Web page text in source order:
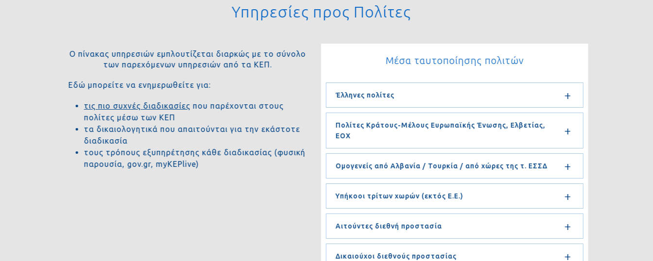
Υπηρεσίες προς Πολίτες
Ο πίνακας υπηρεσιών εμπλουτίζεται διαρκώς με το σύνολο
των παρεχόμενων υπηρεσιών από τα ΚΕΠ.
Εδώ μπορείτε να ενημερωθείτε για:
τις πιο συχνές διαδικασίεςπου παρέχονται στους
πολίτες μέσω των ΚΕΠ
τα δικαιολογητικά που απαιτούνται για την εκάστοτε
διαδικασία
τους τρόπους εξυπηρέτησης κάθε διαδικασίας (φυσική
παρουσία, gov.gr, myKEPlive)
Μέσα ταυτοποίησης πολιτών
Έλληνες πολίτες
Πολίτες Κράτους-Μέλους Ευρωπαϊκής Ένωσης, Ελβετίας,
ΕΟΧ
Ομογενείς από Αλβανία / Τουρκία / από χώρες της τ. ΕΣΣΔ
Υπήκοοι τρίτων χωρών (εκτός Ε.Ε.)
Αιτούντες διεθνή προστασία
Δικαιούχοι διεθνούς προστασίας